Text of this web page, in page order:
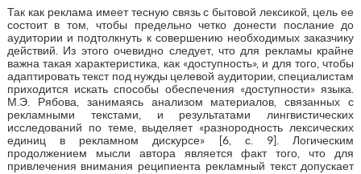
Так как реклама имеет тесную связь с бытовой лексикой, цель ее
состоит в том, чтобы предельно четко донести послание до
аудитории и подтолкнуть к совершению необходимых заказчику
действий. Из этого очевидно следует, что для рекламы крайне
важна такая характеристика, как «доступность», и для того, чтобы
адаптировать текст под нужды целевой аудитории, специалистам
приходится искать способы обеспечения «доступности» языка.
М.Э. Рябова, занимаясь анализом материалов, связанных с
рекламными текстами, и результатами лингвистических
исследований по теме, выделяет «разнородность лексических
единиц в рекламном дискурсе» [6, с. 9]. Логическим
продолжением мысли автора является факт того, что для
привлечения внимания реципиента рекламный текст допускает